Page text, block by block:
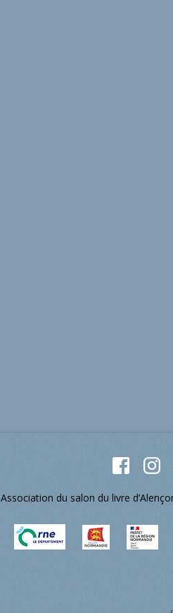
Association du salon du livre